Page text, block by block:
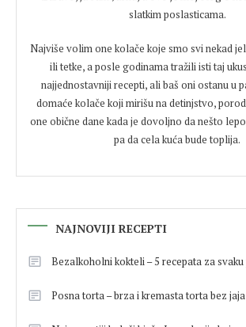
slatkim poslasticama.
Najviše volim one kolače koje smo svi nekad
ili tetke, a posle godinama tražili isti taj
najjednostavniji recepti, ali baš oni ostanu u
domaće kolače koji mirišu na detinjstvo,
one obične dane kada je dovoljno da nešto
pa da cela kuća bude toplija.
NAJNOVIJI RECEPTI
Bezalkoholni kokteli – 5 recepata za
Posna torta – brza i kremasta torta bez